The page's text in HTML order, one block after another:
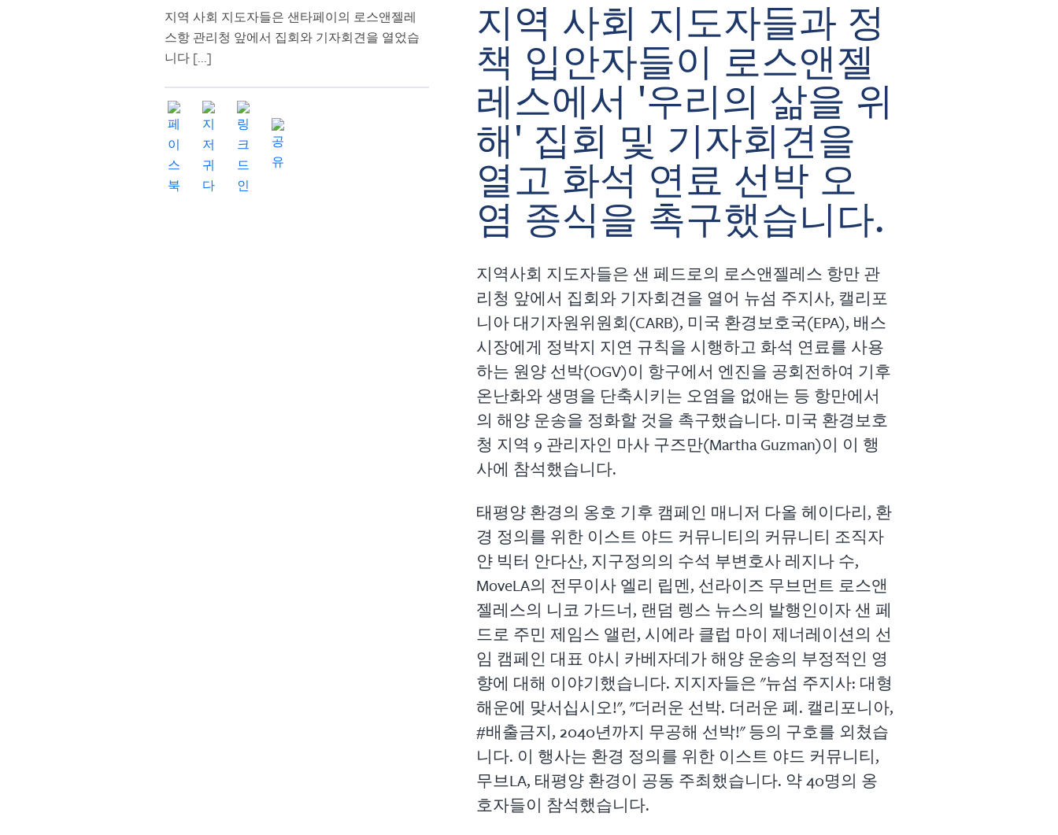
지역 사회 지도자들은 샌타페이의 로스앤젤레
스항 관리청 앞에서 집회와 기자회견을 열었습
니다 [...]
지역 사회 지도자들과 정
책 입안자들이 로스앤젤
레스에서 '우리의 삶을 위
해' 집회 및 기자회견을
열고 화석 연료 선박 오
염 종식을 촉구했습니다.
지역사회 지도자들은 샌 페드로의 로스앤젤레스 항만 관
리청 앞에서 집회와 기자회견을 열어 뉴섬 주지사, 캘리포
니아 대기자원위원회(CARB), 미국 환경보호국(EPA), 배스
시장에게 정박지 지연 규칙을 시행하고 화석 연료를 사용
하는 원양 선박(OGV)이 항구에서 엔진을 공회전하여 기후
온난화와 생명을 단축시키는 오염을 없애는 등 항만에서
의 해양 운송을 정화할 것을 촉구했습니다. 미국 환경보호
청 지역 9 관리자인 마사 구즈만(Martha Guzman)이 이 행
사에 참석했습니다.
태평양 환경의 옹호 기후 캠페인 매니저 다올 헤이다리, 환
경 정의를 위한 이스트 야드 커뮤니티의 커뮤니티 조직자
얀 빅터 안다산, 지구정의의 수석 부변호사 레지나 수,
MoveLA의 전무이사 엘리 립멘, 선라이즈 무브먼트 로스앤
젤레스의 니코 가드너, 랜덤 렝스 뉴스의 발행인이자 샌 페
드로 주민 제임스 앨런, 시에라 클럽 마이 제너레이션의 선
임 캠페인 대표 야시 카베자데가 해양 운송의 부정적인 영
향에 대해 이야기했습니다. 지지자들은 "뉴섬 주지사: 대형
해운에 맞서십시오!", "더러운 선박. 더러운 폐. 캘리포니아,
#배출금지, 2040년까지 무공해 선박!" 등의 구호를 외쳤습
니다. 이 행사는 환경 정의를 위한 이스트 야드 커뮤니티,
무브LA, 태평양 환경이 공동 주최했습니다. 약 40명의 옹
호자들이 참석했습니다.